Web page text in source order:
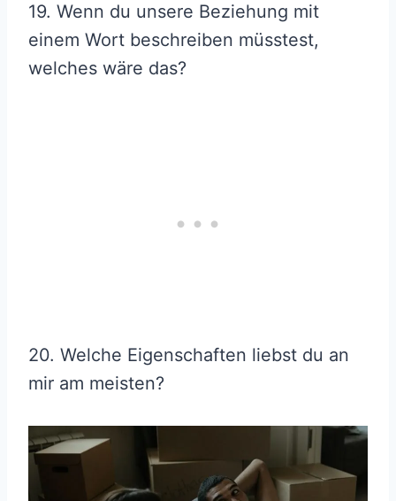
19. Wenn du unsere Beziehung mit
einem Wort beschreiben müsstest,
welches wäre das?
20. Welche Eigenschaften liebst du an
mir am meisten?